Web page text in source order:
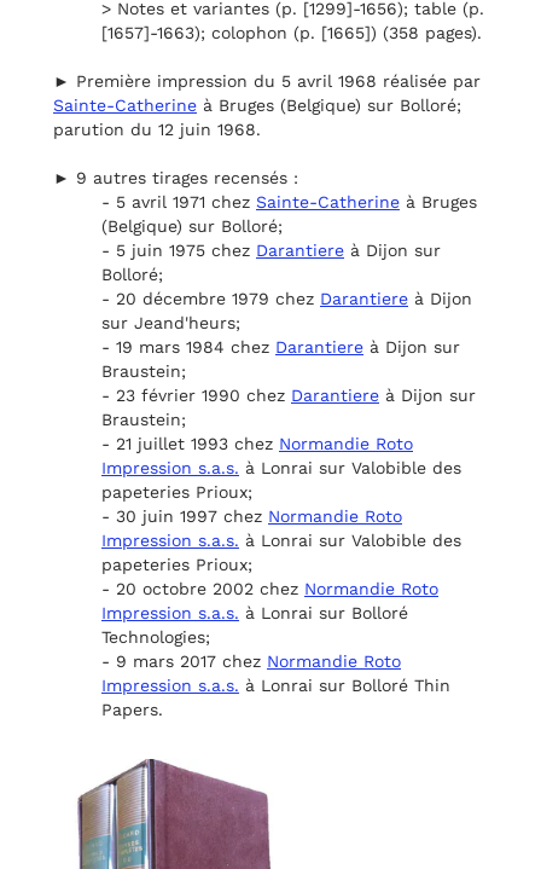
> Notes et variantes (p. [1299]-1656); table (p.
[1657]-1663); colophon (p. [1665]) (358 pages).
► Première impression du 5 avril 1968 réalisée par
Sainte-Catherine à Bruges (Belgique) sur Bolloré;
parution du 12 juin 1968.
► 9 autres tirages recensés :
- 5 avril 1971 chez Sainte-Catherine à Bruges
(Belgique) sur Bolloré;
- 5 juin 1975 chez Darantiere à Dijon sur
Bolloré;
- 20 décembre 1979 chez Darantiere à Dijon
sur Jeand'heurs;
- 19 mars 1984 chez Darantiere à Dijon sur
Braustein;
- 23 février 1990 chez Darantiere à Dijon sur
Braustein;
- 21 juillet 1993 chez Normandie Roto
Impression s.a.s. à Lonrai sur Valobible des
papeteries Prioux;
- 30 juin 1997 chez Normandie Roto
Impression s.a.s. à Lonrai sur Valobible des
papeteries Prioux;
- 20 octobre 2002 chez Normandie Roto
Impression s.a.s. à Lonrai sur Bolloré
Technologies;
- 9 mars 2017 chez Normandie Roto
Impression s.a.s. à Lonrai sur Bolloré Thin
Papers.